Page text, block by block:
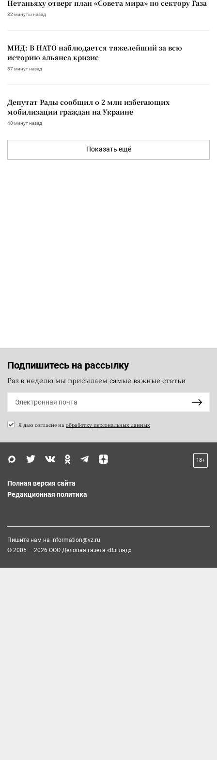
Нетаньяху отверг план «Совета мира» по сектору Газа
32 минуты назад
МИД: В НАТО наблюдается тяжелейший за всю
историю альянса кризис
37 минут назад
Депутат Рады сообщил о 2 млн избегающих
мобилизации граждан на Украине
40 минут назад
Показать ещё
Подпишитесь на рассылку
Раз в неделю мы присылаем самые важные статьи
Я даю согласие на обработку персональных данных
18+
Полная версия сайта
Редакционная политика
Пишите нам на information@vz.ru
© 2005 — 2026 ООО Деловая газета «Взгляд»